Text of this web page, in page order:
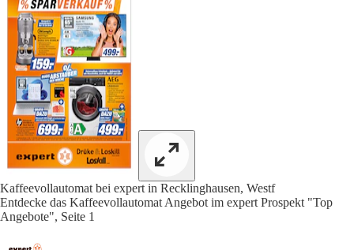
Kaffeevollautomat bei expert in Recklinghausen, Westf
Entdecke das Kaffeevollautomat Angebot im expert Prospekt "Top
Angebote", Seite 1